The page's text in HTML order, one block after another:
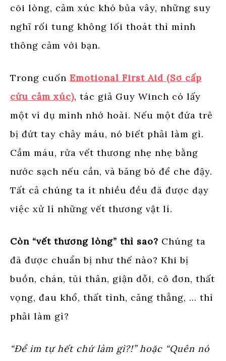
cõi lòng, cảm xúc khó bủa vây, những suy
nghĩ rối tung không lối thoát thì mình
thông cảm với bạn.
Trong cuốn Emotional First Aid (Sơ cấp
cứu cảm xúc), tác giả Guy Winch có lấy
một ví dụ mình nhớ hoài. Nếu một đứa trẻ
bị đứt tay chảy máu, nó biết phải làm gì.
Cầm máu, rửa vết thương nhẹ nhẹ bằng
nước sạch nếu cần, và băng bó để che đậy.
Tất cả chúng ta ít nhiều đều đã được dạy
việc xử lí những vết thương vật lí.
Còn “vết thương lòng” thì sao? Chúng ta
đã được chuẩn bị như thế nào? Khi bị
buồn, chán, tủi thân, giận dỗi, cô đơn, thất
vọng, đau khổ, thất tình, căng thẳng, … thì
phải làm gì?
“Để im tự hết chứ làm gì?!” hoặc “Quên nó